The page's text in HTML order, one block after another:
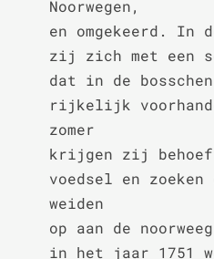
Noorwegen,
en omgekeerd. In
zij zich met een
dat in de bosschen
rijkelijk
zomer
krijgen zij
voedsel en
weiden
op aan de
in het jaar 1751